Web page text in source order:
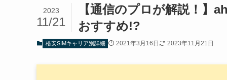
【通信のプロが解説！
おすすめ!?
2023
11/21
格安SIMキャリア別詳細 2021年3月16日 2023年11月21日